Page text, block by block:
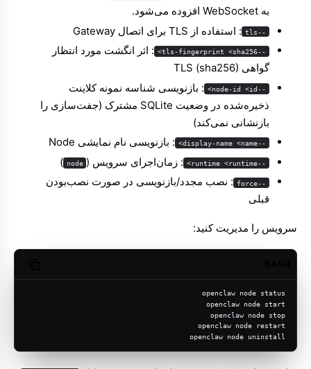
به WebSocket افزوده می‌شود.
--tls : استفاده از TLS برای اتصال Gateway
--tls-fingerprint <sha256>
: اثر انگشت مورد انتظار
گواهی TLS (sha256)
--node-id <id>
: بازنویسی شناسه نمونه کلاینت
ذخیره‌شده در وضعیت SQLite مشترک (جفت‌سازی را
بازنشانی نمی‌کند)
--display-name <name> : بازنویسی نام نمایشی Node
--runtime <runtime> : زمان‌اجرای سرویس ( node
)
--force
: نصب مجدد/بازنویسی در صورت نصب‌بودن
قبلی
سرویس را مدیریت کنید:
openclaw node status
openclaw node start
openclaw node stop
openclaw node restart
openclaw node uninstall